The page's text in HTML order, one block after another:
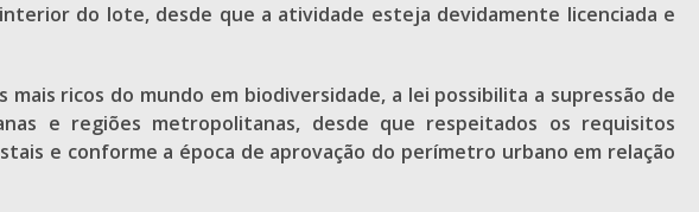
do lote, desde que a atividade esteja devidamente licenciada e
ricos do mundo em biodiversidade, a lei possibilita a supressão de
e regiões metropolitanas, desde que respeitados os requisitos
e conforme a época de aprovação do perímetro urbano em relação